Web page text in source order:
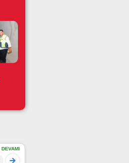
DEVAMI